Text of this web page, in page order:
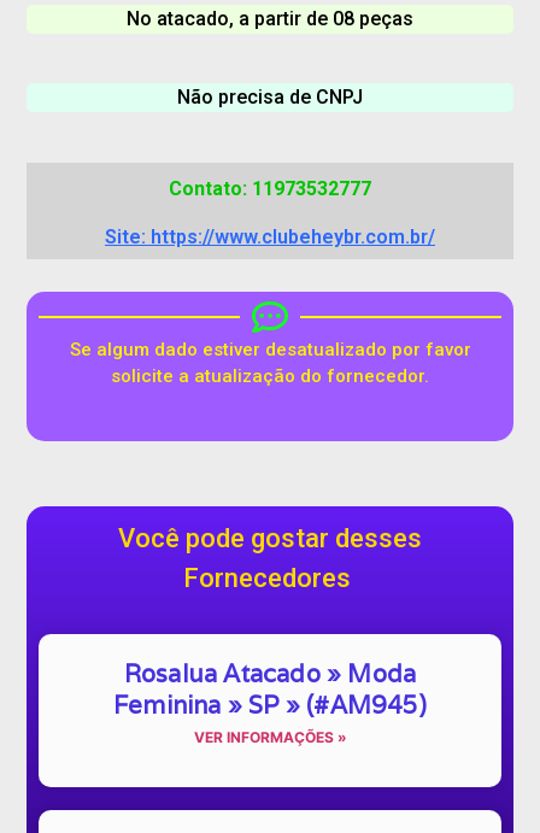
No atacado, a partir de 08 peças
Não precisa de CNPJ
Contato: 11973532777
Site: https://www.clubeheybr.com.br/
Se algum dado estiver desatualizado por favor
solicite a atualização do fornecedor.
Você pode gostar desses
Fornecedores
Rosalua Atacado » Moda
Feminina » SP » (#AM945)
VER INFORMAÇÕES »